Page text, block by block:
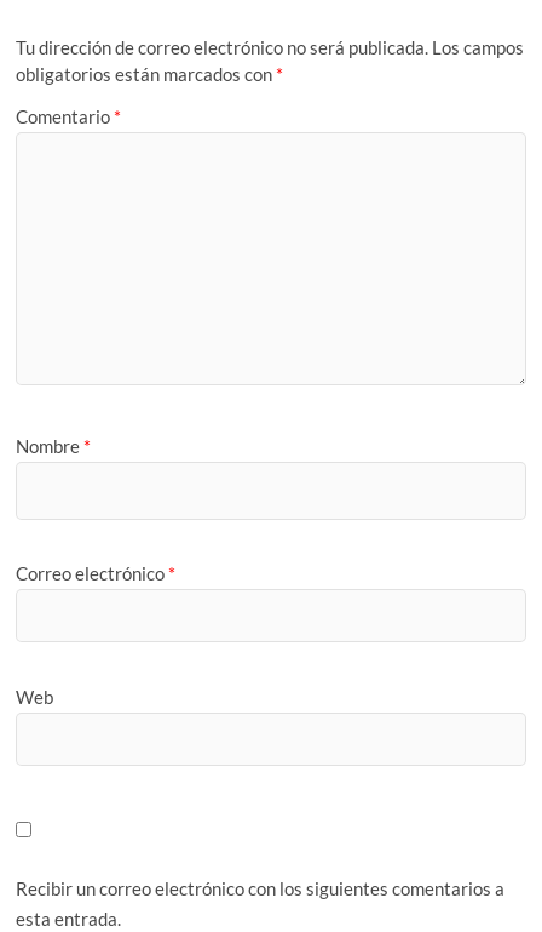
Tu dirección de correo electrónico no será publicada. Los campos
obligatorios están marcados con *
Comentario *
Nombre *
Correo electrónico *
Web
Recibir un correo electrónico con los siguientes comentarios a
esta entrada.